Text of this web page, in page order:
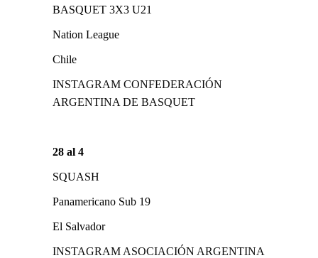
BASQUET 3X3 U21
Nation League
Chile
INSTAGRAM CONFEDERACIÓN
ARGENTINA DE BASQUET
28 al 4
SQUASH
Panamericano Sub 19
El Salvador
INSTAGRAM ASOCIACIÓN ARGENTINA